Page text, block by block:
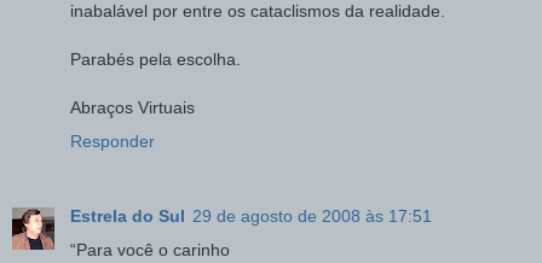
inabalável por entre os cataclismos da realidade.
Parabés pela escolha.
Abraços Virtuais
Responder
Estrela do Sul 29 de agosto de 2008 às 17:51
“Para você o carinho